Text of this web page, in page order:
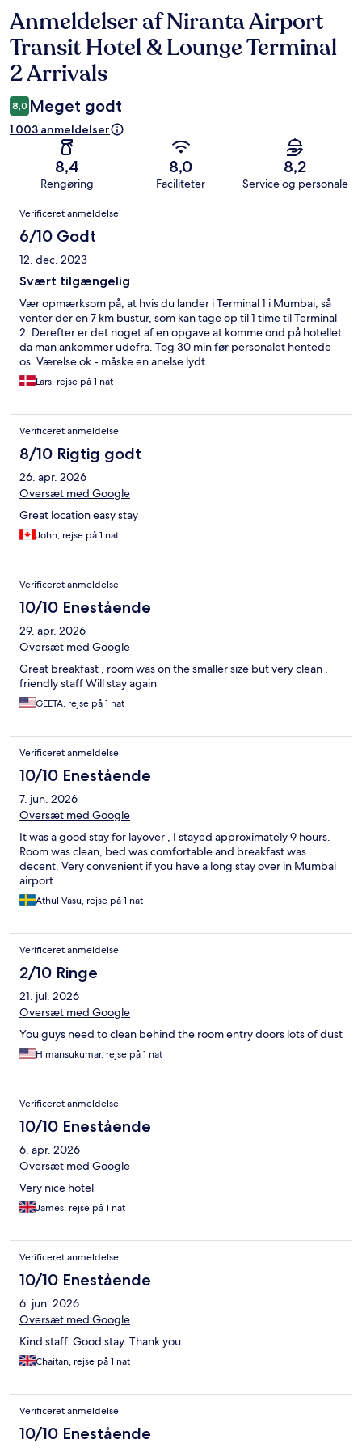
Anmeldelser
Anmeldelser af Niranta Airport
Transit Hotel & Lounge Terminal
2 Arrivals
8,0 Meget godt
1.003 anmeldelser
8,4
Rengøring
8,0
Faciliteter
8,2
Service og personale
Anmeldelser
Verificeret anmeldelse
6/10 Godt
12. dec. 2023
Svært tilgængelig
Vær opmærksom på, at hvis du lander i Terminal 1 i Mumbai, så
venter der en 7 km bustur, som kan tage op til 1 time til Terminal
2. Derefter er det noget af en opgave at komme ond på hotellet
da man ankommer udefra. Tog 30 min før personalet hentede
os. Værelse ok - måske en anelse lydt.
Lars, rejse på 1 nat
Verificeret anmeldelse
8/10 Rigtig godt
26. apr. 2026
Oversæt med Google
Great location easy stay
John, rejse på 1 nat
Verificeret anmeldelse
10/10 Enestående
29. apr. 2026
Oversæt med Google
Great breakfast , room was on the smaller size but very clean ,
friendly staff Will stay again
GEETA, rejse på 1 nat
Verificeret anmeldelse
10/10 Enestående
7. jun. 2026
Oversæt med Google
It was a good stay for layover , I stayed approximately 9 hours.
Room was clean, bed was comfortable and breakfast was
decent. Very convenient if you have a long stay over in Mumbai
airport
Athul Vasu, rejse på 1 nat
Verificeret anmeldelse
2/10 Ringe
21. jul. 2026
Oversæt med Google
You guys need to clean behind the room entry doors lots of dust
Himansukumar, rejse på 1 nat
Verificeret anmeldelse
10/10 Enestående
6. apr. 2026
Oversæt med Google
Very nice hotel
James, rejse på 1 nat
Verificeret anmeldelse
10/10 Enestående
6. jun. 2026
Oversæt med Google
Kind staff. Good stay. Thank you
Chaitan, rejse på 1 nat
Verificeret anmeldelse
10/10 Enestående